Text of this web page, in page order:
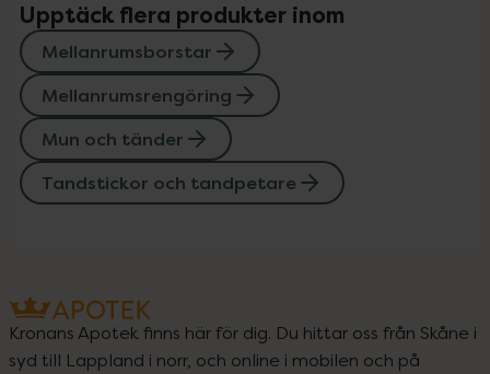
Upptäck flera produkter inom
Mellanrumsborstar
Mellanrumsrengöring
Mun och tänder
Tandstickor och tandpetare
Kronans Apotek finns här för dig. Du hittar oss från Skåne i
syd till Lappland i norr, och online i mobilen och på